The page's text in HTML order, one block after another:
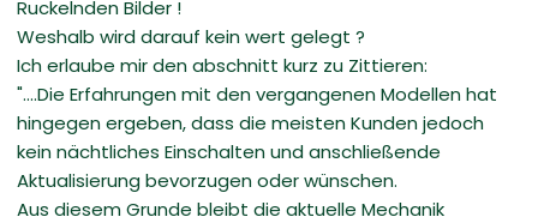
Ruckelnden Bilder !
Weshalb wird darauf kein wert gelegt ?
Ich erlaube mir den abschnitt kurz zu Zittieren:
"....Die Erfahrungen mit den vergangenen Modellen hat
hingegen ergeben, dass die meisten Kunden jedoch
kein nächtliches Einschalten und anschließende
Aktualisierung bevorzugen oder wünschen.
Aus diesem Grunde bleibt die aktuelle Mechanik